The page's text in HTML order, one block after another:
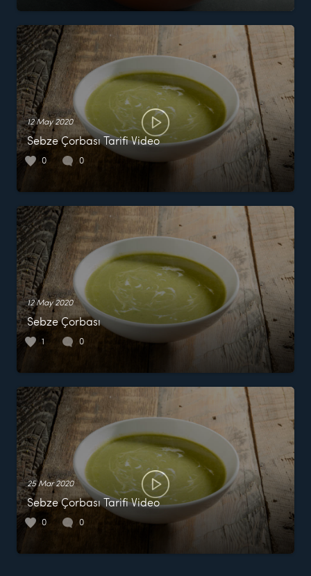
12 May 2020
Sebze Çorbası Tarifi Video
0 0
12 May 2020
Sebze Çorbası
1 0
25 Mar 2020
Sebze Çorbası Tarifi Video
0 0